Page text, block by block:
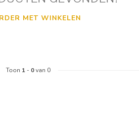
MET WINKELEN
Toon 1 - 0van 0